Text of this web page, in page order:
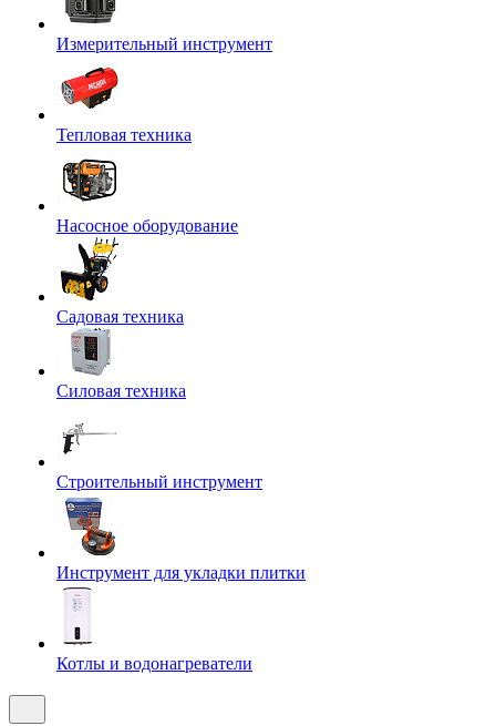
Измерительный инструмент
Тепловая техника
Насосное оборудование
Садовая техника
Силовая техника
Строительный инструмент
Инструмент для укладки плитки
Котлы и водонагреватели